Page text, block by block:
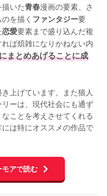
いた青春漫画の要素、さ
を描く ファンタジー要
恋愛要素まで盛り込んだ複
ば煩雑になりかねない内
まとめあげることに成
上げています。また狼人
ーは、現代社会にも通ず
ことを考えさせてくれる
は特にオススメの作品で
アで読む